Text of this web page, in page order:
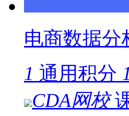
电商数据分
1 通用积分 1
CDA网校